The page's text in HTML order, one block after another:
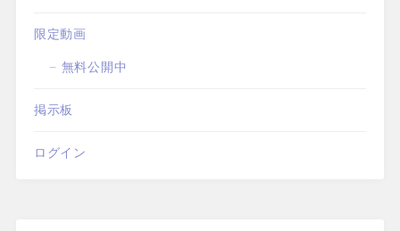
限定動画
無料公開中
掲示板
ログイン